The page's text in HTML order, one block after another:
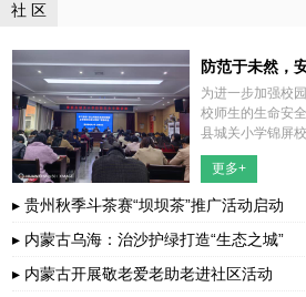
社 区
防范于未然，
为进一步加强校
校师生的生命安
县城关小学锦屏
年11月4日下午放
听取了由副校长
习
更多+
▸ 贵州秋季斗茶赛“坝坝茶”推广活动启动
▸ 内蒙古乌海：治沙护绿打造“生态之城”
▸ 内蒙古开展敬老爱老助老进社区活动